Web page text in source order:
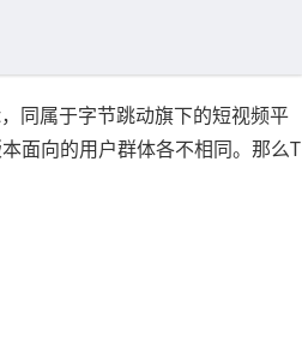
同属于字节跳动旗下的短视频平
面向的用户群体各不相同。那么T